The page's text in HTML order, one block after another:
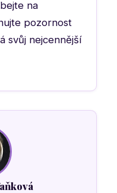
na
pozornost
svůj nejcennější